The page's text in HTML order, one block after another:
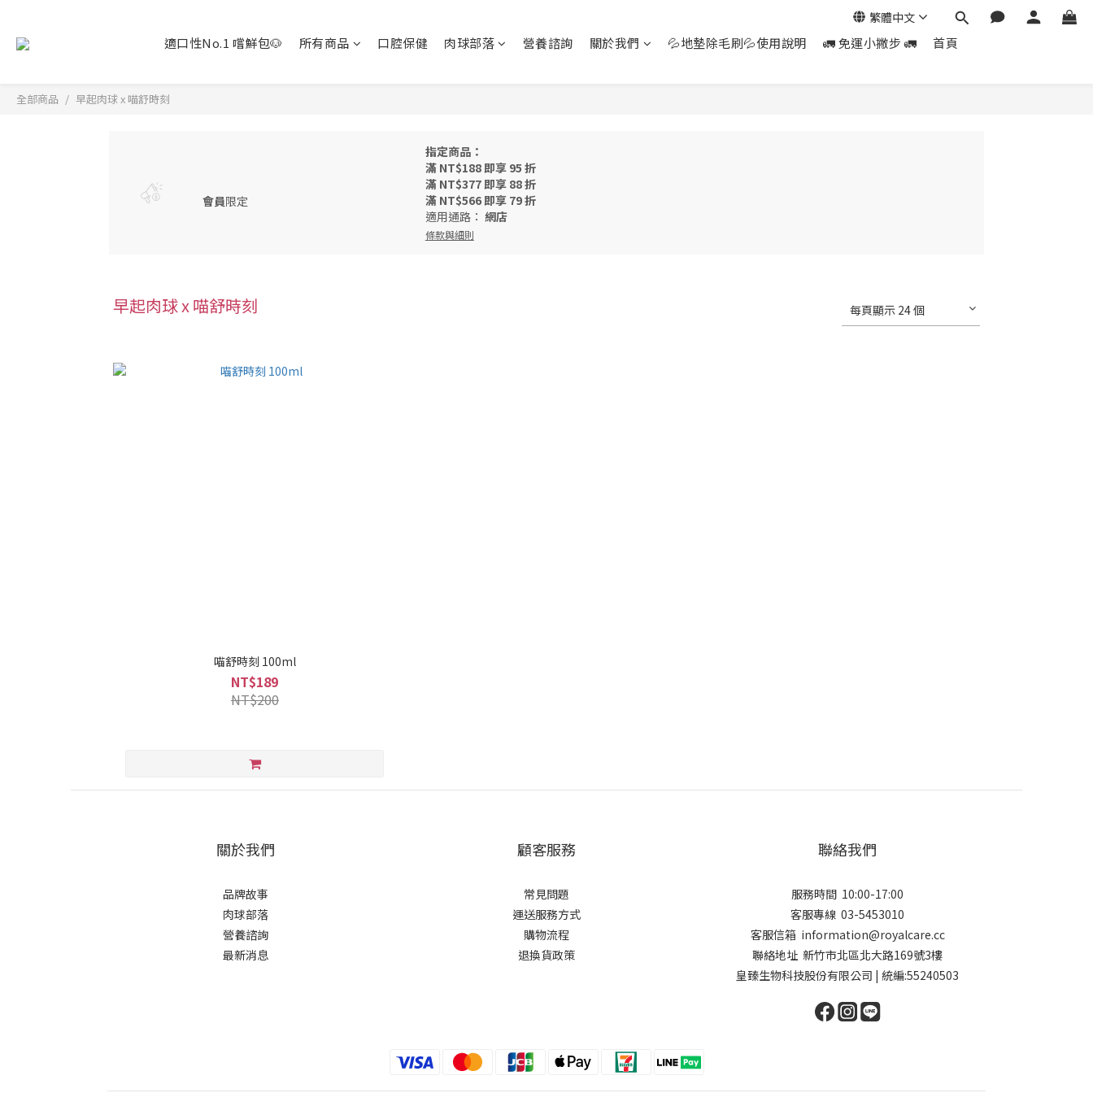
繁體中文
適口性No.1 嚐鮮包🐶 所有商品 口腔保健 肉球部落 營養諮詢 關於我們 💦地墊除毛刷💦使用說明 🚛 免運小撇步 🚛 首頁
全部商品 早起肉球 x 喵舒時刻
會員限定
指定商品：
滿 NT$188 即享 95 折
滿 NT$377 即享 88 折
滿 NT$566 即享 79 折
適用通路： 網店
條款與細則
早起肉球 x 喵舒時刻 每頁顯示 24 個
喵舒時刻 100ml
NT$189
NT$200
關於我們
品牌故事
肉球部落
營養諮詢
最新消息
顧客服務
常見問題
運送服務方式
購物流程
退換貨政策
聯絡我們
服務時間 10:00-17:00
客服專線 03-5453010
客服信箱 ​information@royalcare.cc
聯絡地址 新竹市北區北大路169號3樓
皇臻生物科技股份有限公司 | 統編:55240503